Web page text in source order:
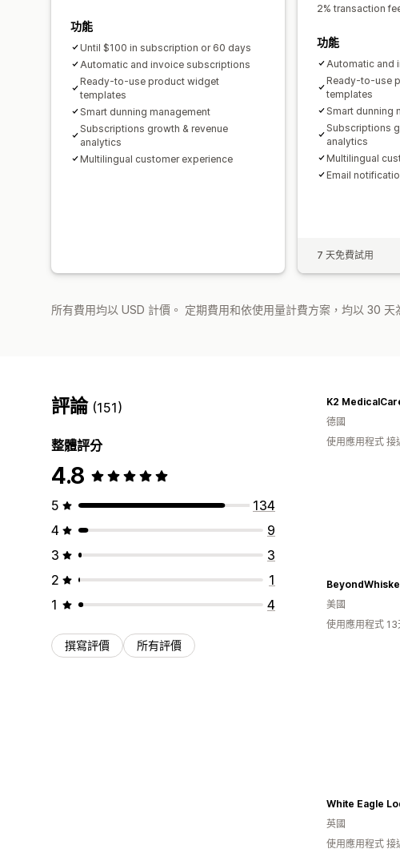
功能
Until $100 in subscription or 60 days
Automatic and invoice subscriptions
Ready-to-use product widget
templates
Smart dunning management
Subscriptions growth & revenue
analytics
Multilingual customer experience
2% transaction
功能
Automatic and
Ready-to-use
templates
Smart dunning
Subscriptions
analytics
Multilingual
Email
7 天免費試用
所有費用均以 USD 計價。 定期費用和依使用量計費方案，均以 30 天
評論 (151)
整體評分
4.8
5
134
4
9
3
3
2
1
1
4
撰寫評價 所有評價
K2
德國
使用應用程式 接
美國
使用應用程式 13
White Eagle
英國
使用應用程式 接